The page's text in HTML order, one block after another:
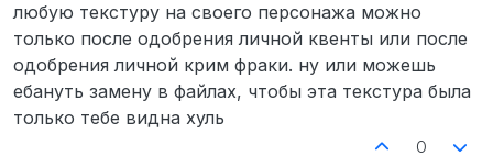
любую текстуру на своего персонажа можно
только после одобрения личной квенты или после
одобрения личной крим фраки. ну или можешь
ебануть замену в файлах, чтобы эта текстура была
только тебе видна хуль
0